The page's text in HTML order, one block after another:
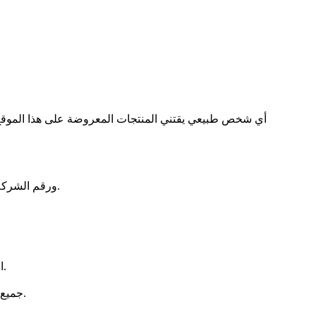
MCL23 BV، المؤسسة بموجب القانون البلجيكي، مع المقرّ المسجّل في 2650 Edegem، Monseigneur Cardijnlaan 23، ورقم الشركة 1027.068.365.
العقد المُبرم بين مزوّد الخدمة والعميل لشراء المنتجات عبر الموقع الإلكتروني، وتشكل هذه الشروط والأحكام العامة جزءاً لا يتجزأ منه.
جميع السلع والخدمات المتاحة للشراء عبر الموقع الإلكتروني، بما في ذلك على سبيل المثال لا الحصر التذاكر الرقمية والخدمات ذات الصلة.